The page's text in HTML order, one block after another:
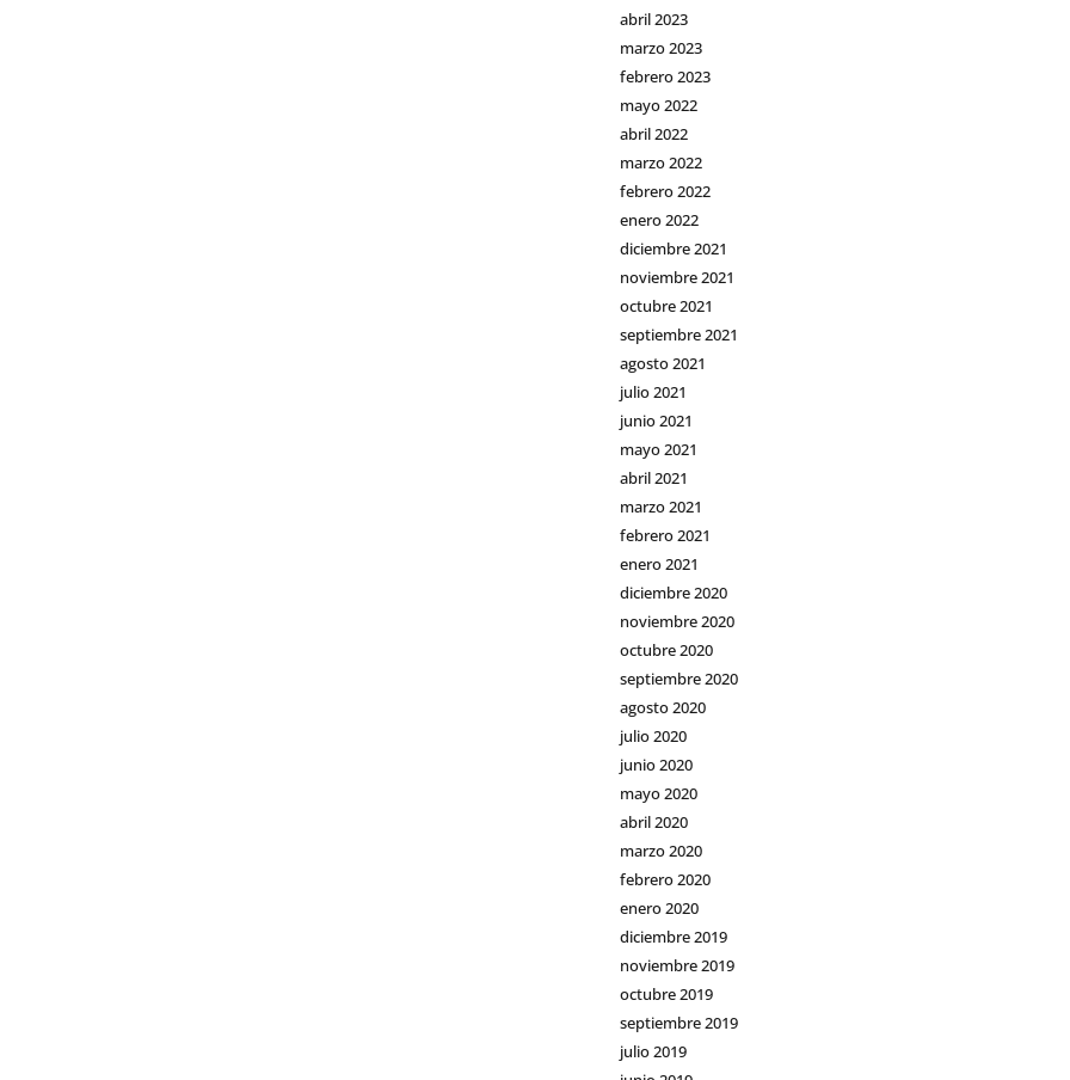
abril 2023
marzo 2023
febrero 2023
mayo 2022
abril 2022
marzo 2022
febrero 2022
enero 2022
diciembre 2021
noviembre 2021
octubre 2021
septiembre 2021
agosto 2021
julio 2021
junio 2021
mayo 2021
abril 2021
marzo 2021
febrero 2021
enero 2021
diciembre 2020
noviembre 2020
octubre 2020
septiembre 2020
agosto 2020
julio 2020
junio 2020
mayo 2020
abril 2020
marzo 2020
febrero 2020
enero 2020
diciembre 2019
noviembre 2019
octubre 2019
septiembre 2019
julio 2019